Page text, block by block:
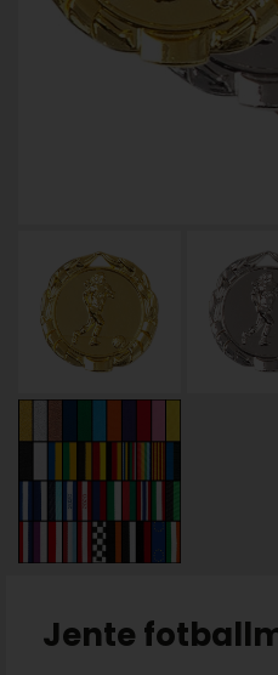
Jente